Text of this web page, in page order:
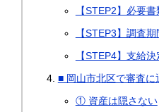
【STEP2】必要
【STEP3】調査
【STEP4】支給決
■ 岡山市北区で審査に
① 資産は隠さない